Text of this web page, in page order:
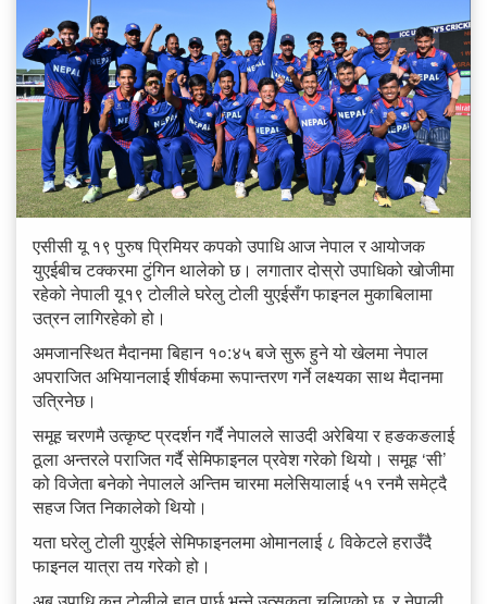
एसीसी यू १९ पुरुष प्रिमियर कपको उपाधि आज नेपाल र आयोजक
युएईबीच टक्करमा टुंगिन थालेको छ। लगातार दोस्रो उपाधिको खोजीमा
रहेको नेपाली यू१९ टोलीले घरेलु टोली युएईसँग फाइनल मुकाबिलामा
उत्रन लागिरहेको हो।
अमजानस्थित मैदानमा बिहान १०:४५ बजे सुरू हुने यो खेलमा नेपाल
अपराजित अभियानलाई शीर्षकमा रूपान्तरण गर्ने लक्ष्यका साथ मैदानमा
उत्रिनेछ।
समूह चरणमै उत्कृष्ट प्रदर्शन गर्दै नेपालले साउदी अरेबिया र हङकङलाई
ठूला अन्तरले पराजित गर्दै सेमिफाइनल प्रवेश गरेको थियो। समूह ‘सी’
को विजेता बनेको नेपालले अन्तिम चारमा मलेसियालाई ५१ रनमै समेट्दै
सहज जित निकालेको थियो।
यता घरेलु टोली युएईले सेमिफाइनलमा ओमानलाई ८ विकेटले हराउँदै
फाइनल यात्रा तय गरेको हो।